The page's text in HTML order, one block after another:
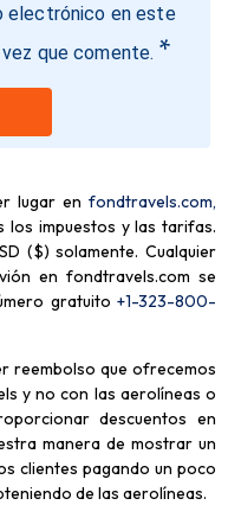
electrónico en este
que comente. *
lugar en fondtravels.com,
los impuestos y las tarifas.
($) solamente. Cualquier
en fondtravels.com se
gratuito +1-323-800-
reembolso que ofrecemos
y no con las aerolíneas o
descuentos en
manera de mostrar un
clientes pagando un poco
de las aerolíneas.